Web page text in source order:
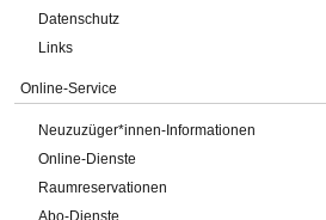
Datenschutz
Links
Online-Service
Neuzuzüger*innen-Informationen
Online-Dienste
Raumreservationen
Abo-Dienste